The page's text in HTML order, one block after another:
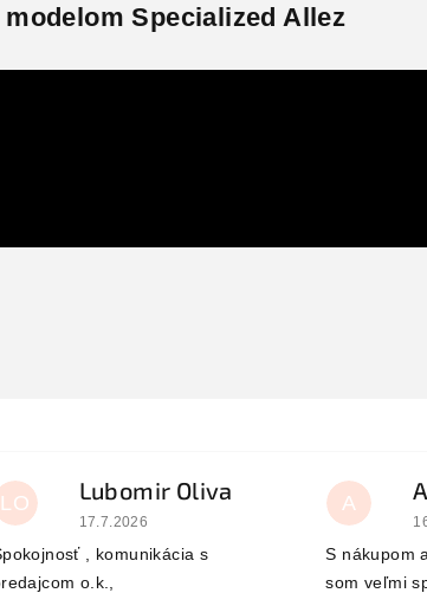
Specialized Allez
LO Lubomir Oliva
Hodnotenie obchodu je 5 z 5 hviezdičiek.
17.7.2026
, komunikácia s
o.k.,
A
S nákupom
som veľmi